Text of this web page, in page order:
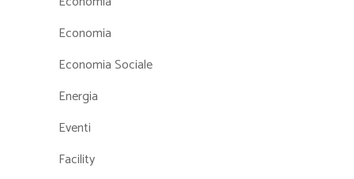
Economia
Economia Sociale
Energia
Eventi
Facility